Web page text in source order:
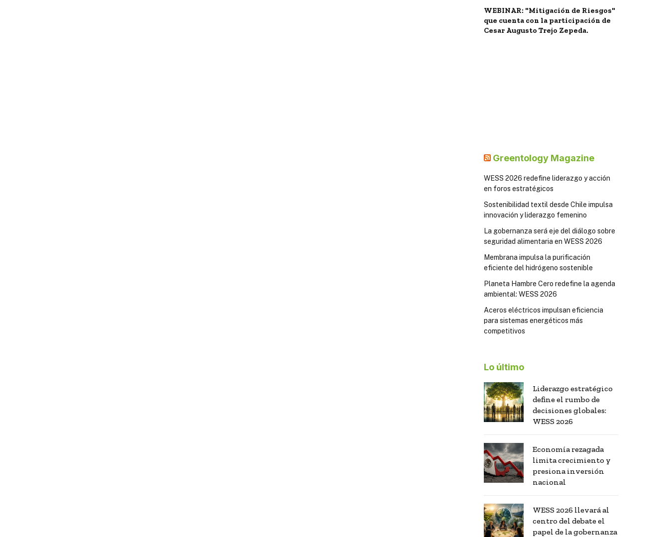
WEBINAR: "Mitigación de Riesgos"
que cuenta con la participación de
Cesar Augusto Trejo Zepeda.
Greentology Magazine
WESS 2026 redefine liderazgo y acción
en foros estratégicos
Sostenibilidad textil desde Chile impulsa
innovación y liderazgo femenino
La gobernanza será eje del diálogo sobre
seguridad alimentaria en WESS 2026
Membrana impulsa la purificación
eficiente del hidrógeno sostenible
Planeta Hambre Cero redefine la agenda
ambiental: WESS 2026
Aceros eléctricos impulsan eficiencia
para sistemas energéticos más
competitivos
Lo último
Liderazgo estratégico
define el rumbo de
decisiones globales:
WESS 2026
Economía rezagada
limita crecimiento y
presiona inversión
nacional
WESS 2026 llevará al
centro del debate el
papel de la gobernanza